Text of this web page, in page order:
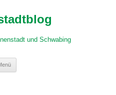
und Schwabing